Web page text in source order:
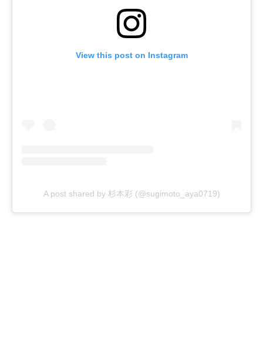
View this post on Instagram
A post shared by 杉本彩 (@sugimoto_aya0719)